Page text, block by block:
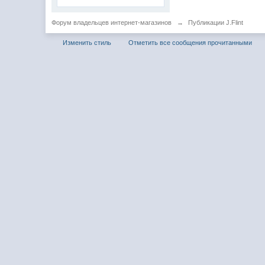
Форум владельцев интернет-магазинов → Публикации J.Flint
Изменить стиль Отметить все сообщения прочитанными